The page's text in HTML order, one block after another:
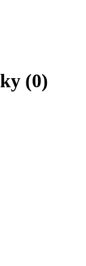
(0)